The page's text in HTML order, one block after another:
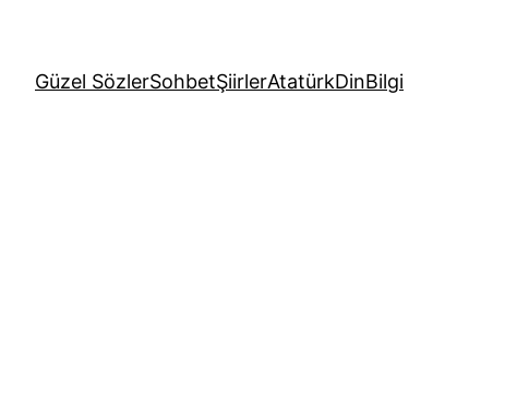
Güzel SözlerSohbetŞiirlerAtatürkDinBilgi